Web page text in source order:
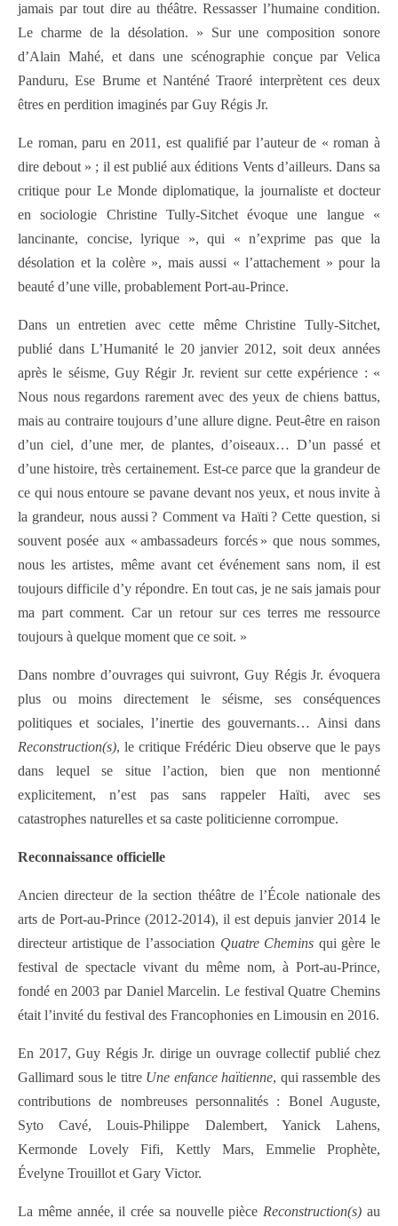
jamais par tout dire au théâtre. Ressasser l’humaine condition.
Le charme de la désolation. » Sur une composition sonore
d’Alain Mahé, et dans une scénographie conçue par Velica
Panduru, Ese Brume et Nanténé Traoré interprètent ces deux
êtres en perdition imaginés par Guy Régis Jr.
Le roman, paru en 2011, est qualifié par l’auteur de « roman à
dire debout » ; il est publié aux éditions Vents d’ailleurs. Dans sa
critique pour Le Monde diplomatique, la journaliste et docteur
en sociologie Christine Tully-Sitchet évoque une langue «
lancinante, concise, lyrique », qui « n’exprime pas que la
désolation et la colère », mais aussi « l’attachement » pour la
beauté d’une ville, probablement Port-au-Prince.
Dans un entretien avec cette même Christine Tully-Sitchet,
publié dans L’Humanité le 20 janvier 2012, soit deux années
après le séisme, Guy Régir Jr. revient sur cette expérience : «
Nous nous regardons rarement avec des yeux de chiens battus,
mais au contraire toujours d’une allure digne. Peut-être en raison
d’un ciel, d’une mer, de plantes, d’oiseaux… D’un passé et
d’une histoire, très certainement. Est-ce parce que la grandeur de
ce qui nous entoure se pavane devant nos yeux, et nous invite à
la grandeur, nous aussi ? Comment va Haïti ? Cette question, si
souvent posée aux « ambassadeurs forcés » que nous sommes,
nous les artistes, même avant cet événement sans nom, il est
toujours difficile d’y répondre. En tout cas, je ne sais jamais pour
ma part comment. Car un retour sur ces terres me ressource
toujours à quelque moment que ce soit. »
Dans nombre d’ouvrages qui suivront, Guy Régis Jr. évoquera
plus ou moins directement le séisme, ses conséquences
politiques et sociales, l’inertie des gouvernants… Ainsi dans
Reconstruction(s), le critique Frédéric Dieu observe que le pays
dans lequel se situe l’action, bien que non mentionné
explicitement, n’est pas sans rappeler Haïti, avec ses
catastrophes naturelles et sa caste politicienne corrompue.
Reconnaissance officielle
Ancien directeur de la section théâtre de l’École nationale des
arts de Port-au-Prince (2012-2014), il est depuis janvier 2014 le
directeur artistique de l’association Quatre Chemins qui gère le
festival de spectacle vivant du même nom, à Port-au-Prince,
fondé en 2003 par Daniel Marcelin. Le festival Quatre Chemins
était l’invité du festival des Francophonies en Limousin en 2016.
En 2017, Guy Régis Jr. dirige un ouvrage collectif publié chez
Gallimard sous le titre Une enfance haïtienne, qui rassemble des
contributions de nombreuses personnalités : Bonel Auguste,
Syto Cavé, Louis-Philippe Dalembert, Yanick Lahens,
Kermonde Lovely Fifi, Kettly Mars, Emmelie Prophète,
Évelyne Trouillot et Gary Victor.
La même année, il crée sa nouvelle pièce Reconstruction(s) au